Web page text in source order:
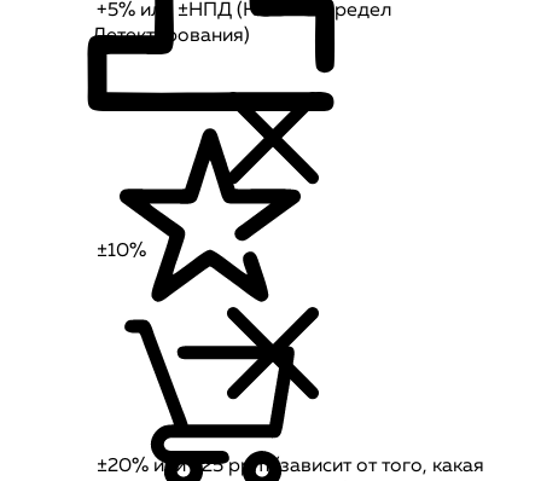
+5% или ±НПД (Нижний Предел
Детектирования)
±10%
±20% или ±25 ppm (зависит от того, какая